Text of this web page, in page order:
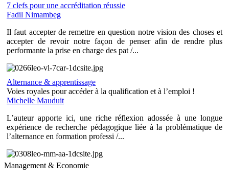
7 clefs pour une accréditation réussie
Fadil Nimambeg
Il faut accepter de remettre en question notre vision des choses et
accepter de revoir notre façon de penser afin de rendre plus
performante la prise en charge des pat /...
Alternance & apprentissage
Voies royales pour accéder à la qualification et à l’emploi !
Michelle Mauduit
L’auteur apporte ici, une riche réflexion adossée à une longue
expérience de recherche pédagogique liée à la problématique de
l’alternance en formation professi /...
Management & Economie